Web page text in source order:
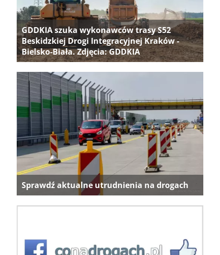
GDDKIA szuka wykonawców trasy S52
Beskidzkiej Drogi Integracyjnej Kraków -
Bielsko-Biała. Zdjęcia: GDDKIA
Sprawdź aktualne utrudnienia na drogach